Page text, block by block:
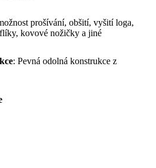
prošívání, obšití, vyšití loga,
kovové nožičky a jiné
: Pevná odolná konstrukce z